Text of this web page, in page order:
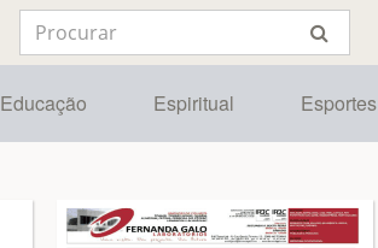
Educação Espiritual Esportes